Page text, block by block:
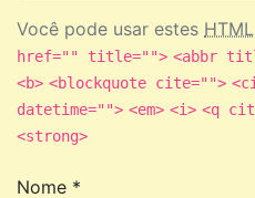
Você pode usar estes HTML
href="" title=""> <abbr
<b> <blockquote cite="">
datetime=""> <em> <i> <q
<strong>
Nome *